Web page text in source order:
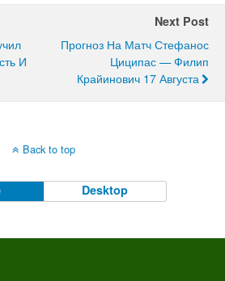
И
Next Post
Прогноз На Матч Стефанос
Циципас — Филип
Крайинович 17 Августа
Back to top
Desktop